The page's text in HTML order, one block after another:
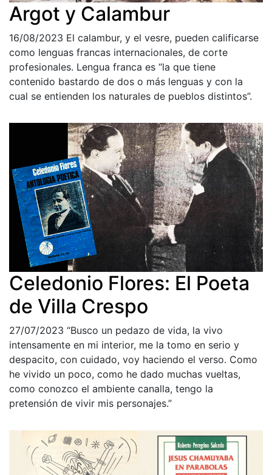
Argot y Calambur
16/08/2023 El calambur, y el vesre, pueden calificarse
como lenguas francas internacionales, de corte
profesionales. Lengua franca es “la que tiene
contenido bastardo de dos o más lenguas y con la
cual se entienden los naturales de pueblos distintos”.
Celedonio Flores: El Poeta
de Villa Crespo
27/07/2023 “Busco un pedazo de vida, la vivo
intensamente en mi interior, me la tomo en serio y
despacito, con cuidado, voy haciendo el verso. Como
he vivido un poco, como he dado muchas vueltas,
como conozco el ambiente canalla, tengo la
pretensión de vivir mis personajes.”